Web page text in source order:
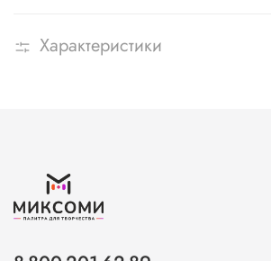
Характеристики